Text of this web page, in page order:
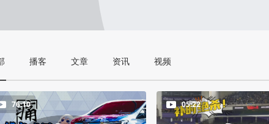
播客 文章 资讯 视频
76:10 05:22